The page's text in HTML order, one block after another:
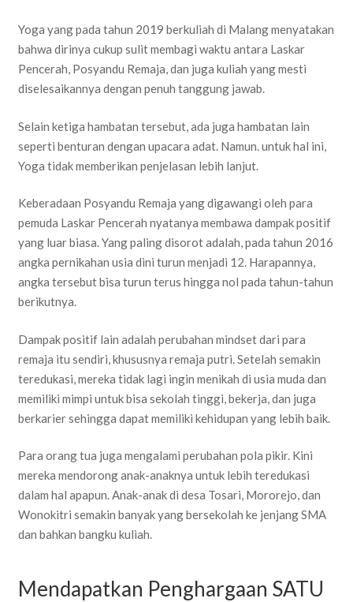
Yoga yang pada tahun 2019 berkuliah di Malang menyatakan
bahwa dirinya cukup sulit membagi waktu antara Laskar
Pencerah, Posyandu Remaja, dan juga kuliah yang mesti
diselesaikannya dengan penuh tanggung jawab.
Selain ketiga hambatan tersebut, ada juga hambatan lain
seperti benturan dengan upacara adat. Namun. untuk hal ini,
Yoga tidak memberikan penjelasan lebih lanjut.
Keberadaan Posyandu Remaja yang digawangi oleh para
pemuda Laskar Pencerah nyatanya membawa dampak positif
yang luar biasa. Yang paling disorot adalah, pada tahun 2016
angka pernikahan usia dini turun menjadi 12. Harapannya,
angka tersebut bisa turun terus hingga nol pada tahun-tahun
berikutnya.
Dampak positif lain adalah perubahan mindset dari para
remaja itu sendiri, khususnya remaja putri. Setelah semakin
teredukasi, mereka tidak lagi ingin menikah di usia muda dan
memiliki mimpi untuk bisa sekolah tinggi, bekerja, dan juga
berkarier sehingga dapat memiliki kehidupan yang lebih baik.
Para orang tua juga mengalami perubahan pola pikir. Kini
mereka mendorong anak-anaknya untuk lebih teredukasi
dalam hal apapun. Anak-anak di desa Tosari, Mororejo, dan
Wonokitri semakin banyak yang bersekolah ke jenjang SMA
dan bahkan bangku kuliah.
Mendapatkan Penghargaan SATU